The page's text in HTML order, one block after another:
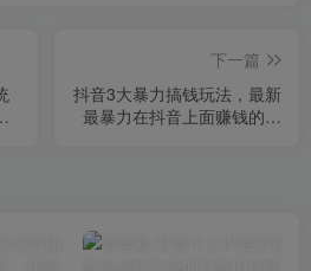
下一篇
抖音3大暴力搞钱玩法，最新
最暴力在抖音上面赚钱的方